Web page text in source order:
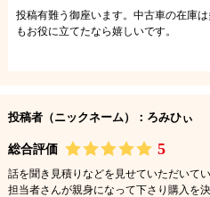
投稿有難う御座います。中古車の在庫
もお役に立てたなら嬉しいです。
投稿者（ニックネーム）：ろみひぃ
総合評価 5
話を聞き見積りなどを見せていただいて
担当者さんが親身になって下さり購入を決